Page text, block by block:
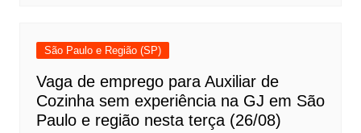
São Paulo e Região (SP)
Vaga de emprego para Auxiliar de
Cozinha sem experiência na GJ em São
Paulo e região nesta terça (26/08)